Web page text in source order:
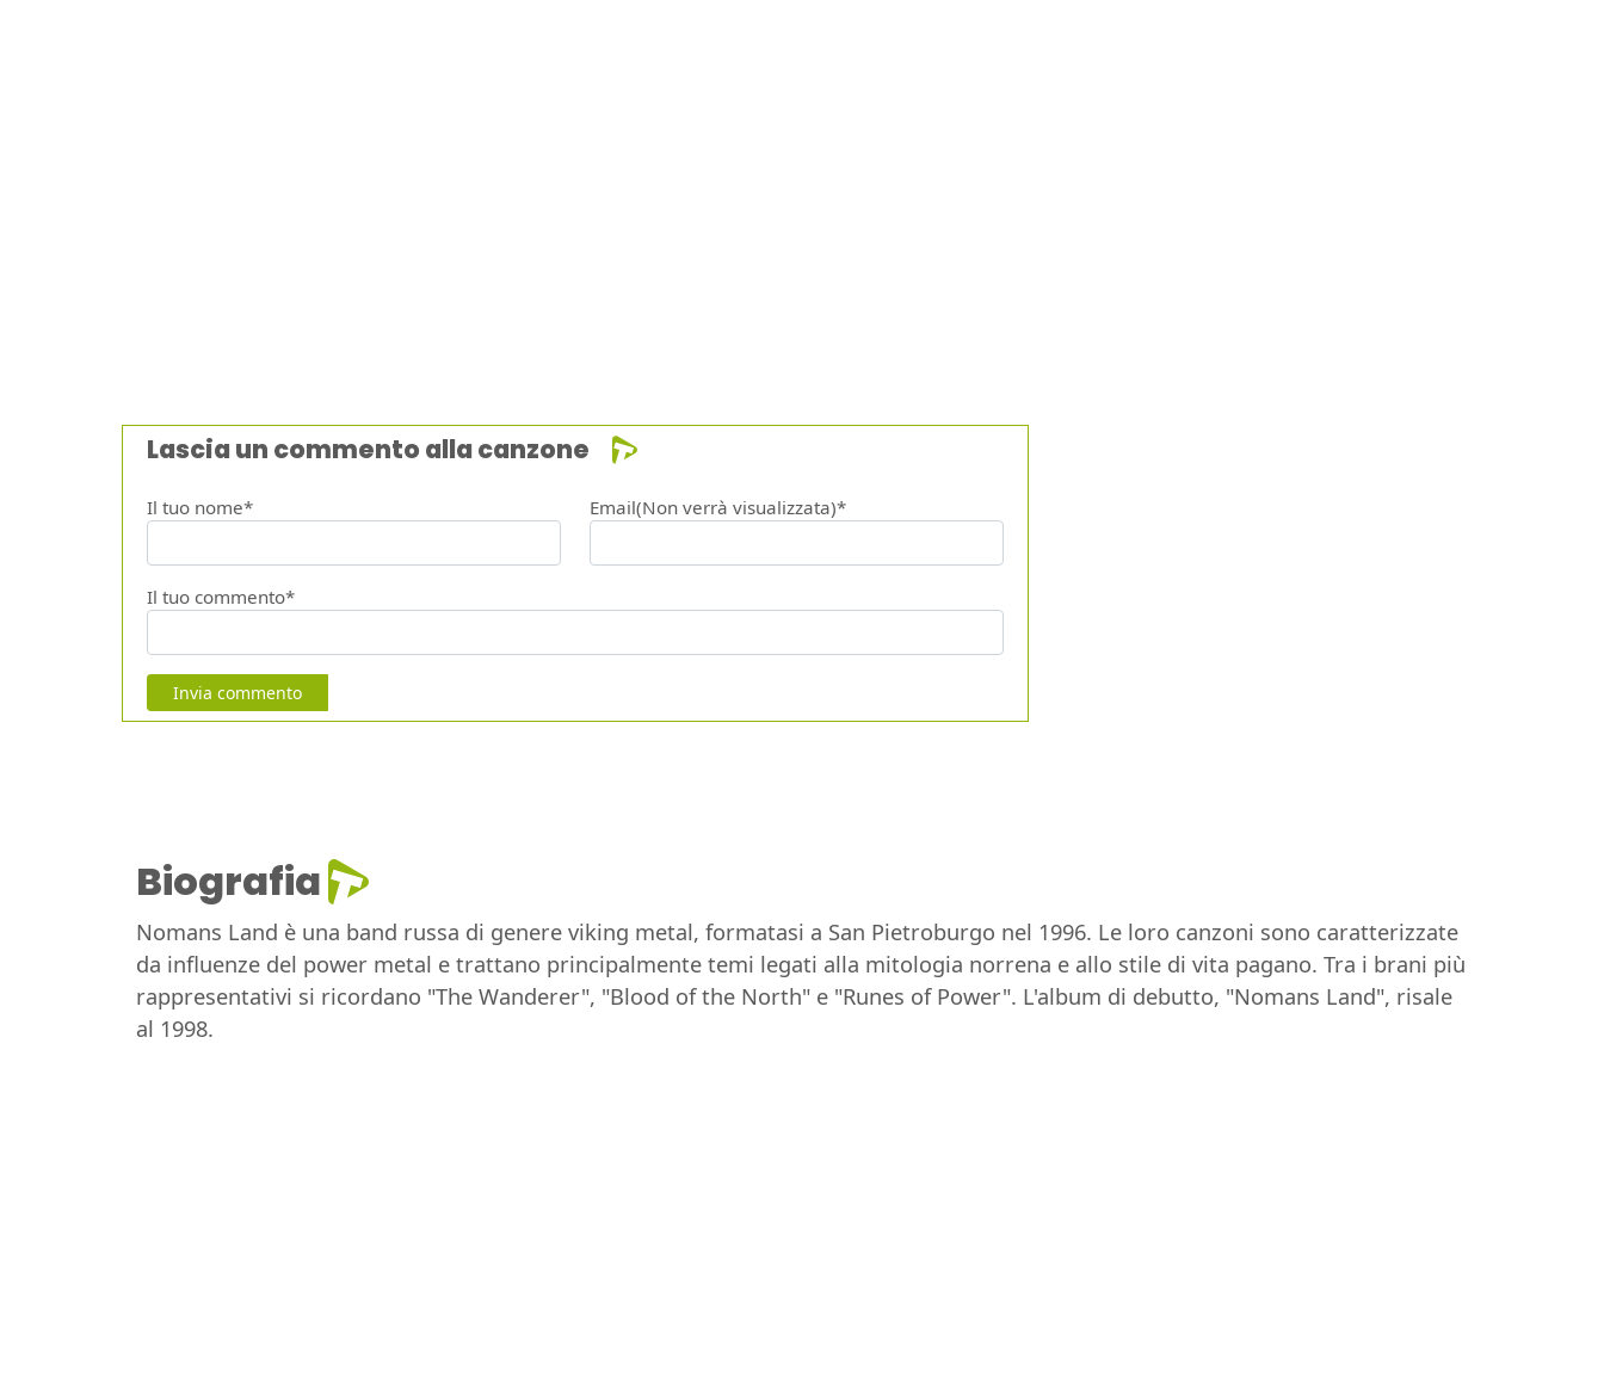
Lascia un commento alla canzone
Il tuo nome* Email(Non verrà visualizzata)*
Il tuo commento*
Invia commento
Biografia
Nomans Land è una band russa di genere viking metal, formatasi a San Pietroburgo nel 1996. Le loro canzoni sono caratterizzate
da influenze del power metal e trattano principalmente temi legati alla mitologia norrena e allo stile di vita pagano. Tra i brani più
rappresentativi si ricordano "The Wanderer", "Blood of the North" e "Runes of Power". L'album di debutto, "Nomans Land", risale
al 1998.